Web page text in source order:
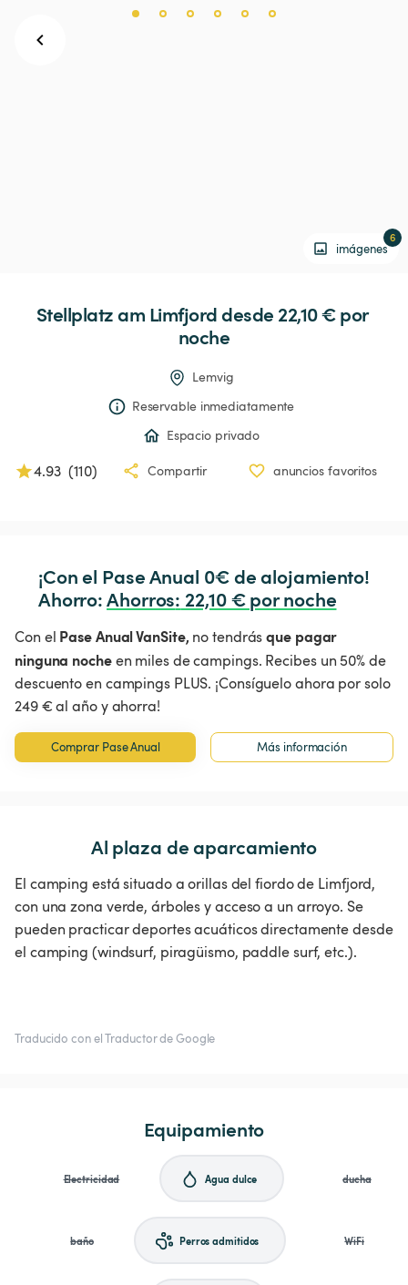
imágenes
6
Stellplatzam Limfjord desde 22,10 € por
noche
Lemvig
Reservable inmediatamente
Espacio privado
4.93 (110) Compartir anuncios favoritos
¡Con el Pase Anual 0€ de alojamiento!
Ahorro: Ahorros: 22,10 € por noche
Con el Pase Anual VanSite, no tendrásque pagar
ninguna nocheen miles de campings. Recibes un 50% de
descuento en campings PLUS. ¡Consíguelo ahora por solo
249 € al año y ahorra!
Comprar Pase Anual Más información
Al plaza de aparcamiento
El camping está situado a orillas del fiordo de Limfjord,
con una zona verde, árboles y acceso a un arroyo. Se
pueden practicar deportes acuáticos directamente desde
el camping (windsurf, piragüismo, paddle surf, etc.).
Traducido con el Traductor de Google
Equipamiento
Electricidad Agua dulce ducha
baño Perros admitidos WiFi